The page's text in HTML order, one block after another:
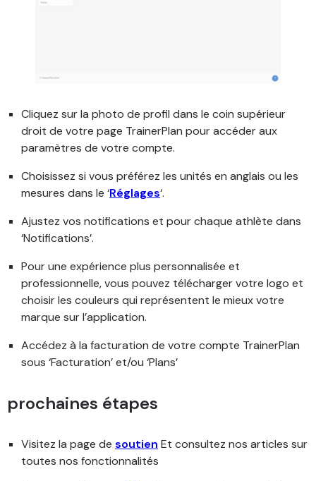
Cliquez sur la photo de profil dans le coin supérieur
droit de votre page TrainerPlan pour accéder aux
paramètres de votre compte.
Choisissez si vous préférez les unités en anglais ou les
mesures dans le ‘Réglages‘.
Ajustez vos notifications et pour chaque athlète dans
‘Notifications’.
Pour une expérience plus personnalisée et
professionnelle, vous pouvez télécharger votre logo et
choisir les couleurs qui représentent le mieux votre
marque sur l’application.
Accédez à la facturation de votre compte TrainerPlan
sous ‘Facturation’ et/ou ‘Plans’
prochaines étapes
Visitez la page de soutien Et consultez nos articles sur
toutes nos fonctionnalités